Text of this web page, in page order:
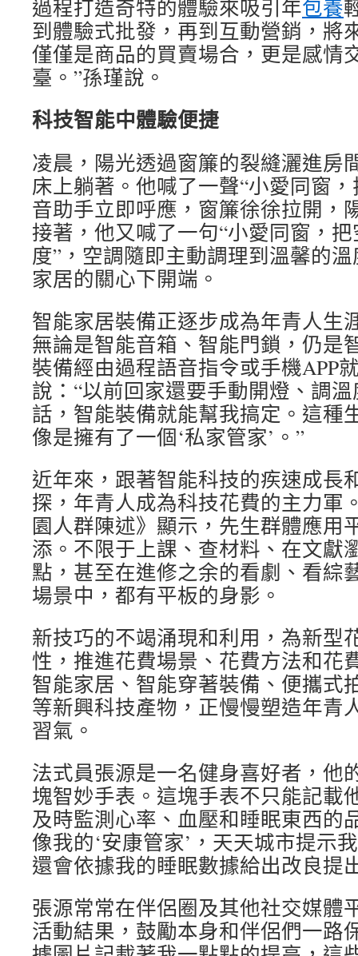
過程打造奇特的體驗來吸引年包養
到體驗式批發，再到互動營銷，將
僅僅是商品的買賣場合，更是感情
臺。”孫瑾說。
科技智能中體驗便捷
凌晨，陽光透過窗簾的裂縫灑進房
床上躺著。他喊了一聲“小愛同窗
音助手立即呼應，窗簾徐徐拉開，
接著，他又喊了一句“小愛同窗，
度”，空調隨即主動調理到溫馨的
家居的關心下開端。
智能家居裝備正逐步成為年青人生
無論是智能音箱、智能門鎖，仍是
裝備經由過程語音指令或手機APP
說：“以前回家還要手動開燈、調
話，智能裝備就能幫我搞定。這種
像是擁有了一個‘私家管家’。”
近年來，跟著智能科技的疾速成長
探，年青人成為科技花費的主力軍
園人群陳述》顯示，先生群體應用
添。不限于上課、查材料、在文獻
點，甚至在進修之余的看劇、看綜
場景中，都有平板的身影。
新技巧的不竭涌現和利用，為新型
性，推進花費場景、花費方法和花
智能家居、智能穿著裝備、便攜式
等新興科技產物，正慢慢塑造年青
習氣。
法式員張源是一名健身喜好者，他
塊智妙手表。這塊手表不只能記載
及時監測心率、血壓和睡眠東西的
像我的‘安康管家’，天天城市提示
還會依據我的睡眠數據給出改良提
張源常常在伴侶圈及其他社交媒體
活動結果，鼓勵本身和伴侶們一路